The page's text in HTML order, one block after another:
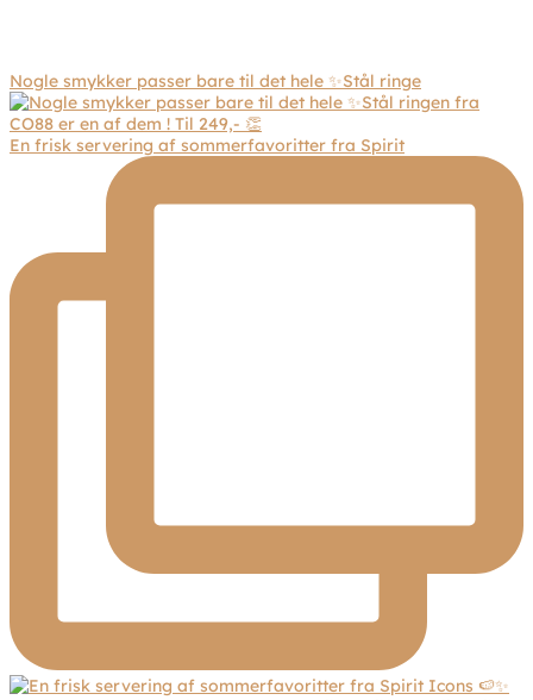
Nogle smykker passer bare til det hele ✨Stål ringe
En frisk servering af sommerfavoritter fra Spirit